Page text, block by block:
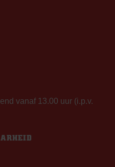
vanaf 13.00 uur (i.p.v.